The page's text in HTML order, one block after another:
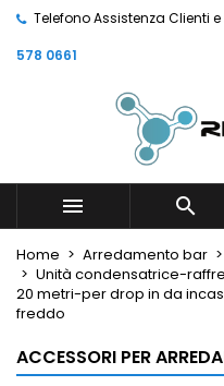
Telefono Assistenza Clienti
578 0661
 
Home Arredamento bar
Unità condensatrice-
20 metri-per drop in da
freddo
ACCESSORI PER